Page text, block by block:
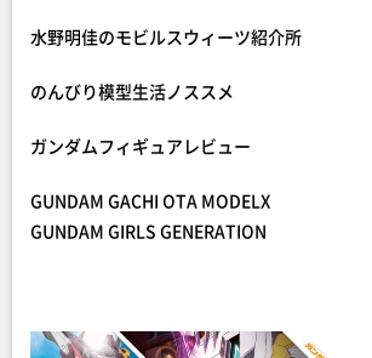
水野明佳のモビルスウィーツ紹介所
のんびり模型生活ノススメ
ガンダムフィギュアレビュー
GUNDAM GACHI OTA MODELX
GUNDAM GIRLS GENERATION